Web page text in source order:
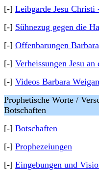
[-] Leibgarde Jesu Christi
[-] Sühnezug gegen die
[-] Offenbarungen
[-] Verheissungen Jesu
[-] Videos Barbara
Prophetische Worte /
Botschaften
[-] Botschaften
[-] Prophezeiungen
[-] Eingebungen und